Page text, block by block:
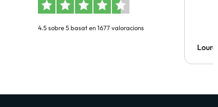
4.5 sobre 5 basat en 1677 valoracions